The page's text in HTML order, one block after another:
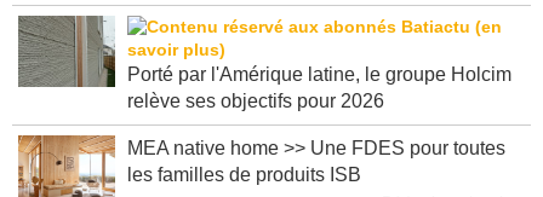
Porté par l'Amérique latine, le groupe Holcim
MEA native home >> Une FDES pour toutes